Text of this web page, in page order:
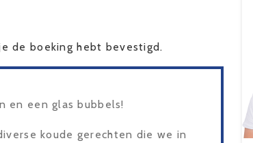
de boeking hebt bevestigd.
en een glas bubbels!
koude gerechten die we in